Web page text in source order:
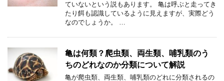
ていないという説もあります。 亀は呼ぶと走ってき
たり餌も認識しているように見えますが、実際どう
なのでしょうか。 …
亀は何類？爬虫類、両生類、哺乳類のう
ちのどれなのか分類について解説
亀が爬虫類、両生類、哺乳類のどれに分類されるの